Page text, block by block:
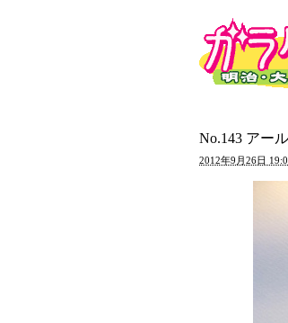
No.143 アー
2012年9月26日